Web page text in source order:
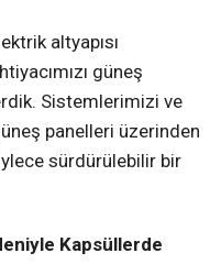
altyapısı
güneş
Sistemlerimizi ve
panelleri üzerinden
sürdürülebilir bir
Kapsüllerde